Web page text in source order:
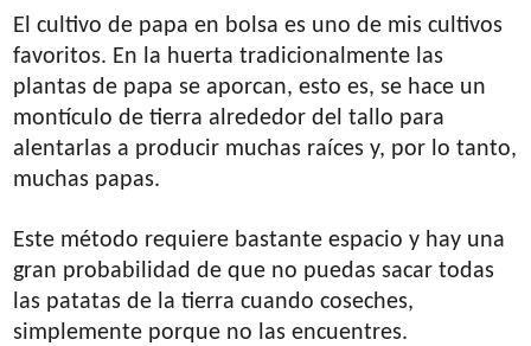
El cultivo de papa en bolsa es uno de mis cultivos
favoritos. En la huerta tradicionalmente las
plantas de papa se aporcan, esto es, se hace un
montículo de tierra alrededor del tallo para
alentarlas a producir muchas raíces y, por lo tanto,
muchas papas.
Este método requiere bastante espacio y hay una
gran probabilidad de que no puedas sacar todas
las patatas de la tierra cuando coseches,
simplemente porque no las encuentres.